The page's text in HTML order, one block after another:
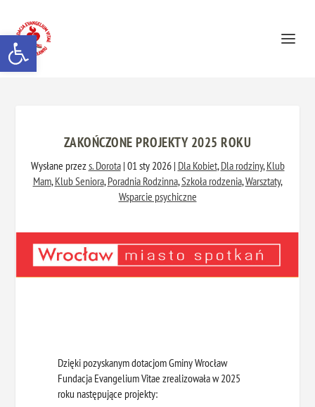
Otwórz pasek narzędzi
ZAKOŃCZONE PROJEKTY 2025 ROKU
Wysłane przezs. Dorota| 01 sty 2026| Dla Kobiet,Dla rodziny,Klub
Mam,Klub Seniora,Poradnia Rodzinna,Szkoła rodzenia,Warsztaty,
Wsparcie psychiczne
Dzięki pozyskanym dotacjom Gminy Wrocław
Fundacja Evangelium Vitae zrealizowała w 2025
roku następujące projekty: